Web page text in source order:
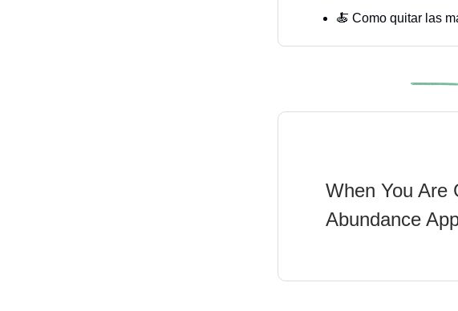
🍝 Como quitar las
When You Are
Abundance